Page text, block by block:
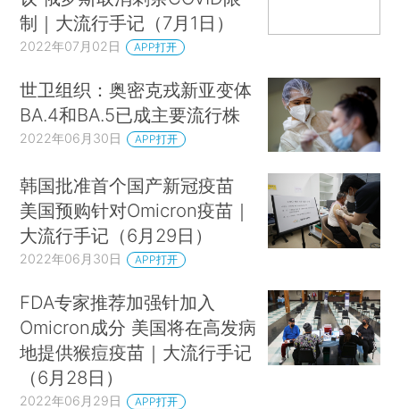
制｜大流行手记（7月1日）
2022年07月02日 APP打开
世卫组织：奥密克戎新亚变体
BA.4和BA.5已成主要流行株
2022年06月30日 APP打开
韩国批准首个国产新冠疫苗
美国预购针对Omicron疫苗｜
大流行手记（6月29日）
2022年06月30日 APP打开
FDA专家推荐加强针加入
Omicron成分 美国将在高发病
地提供猴痘疫苗｜大流行手记
（6月28日）
2022年06月29日 APP打开